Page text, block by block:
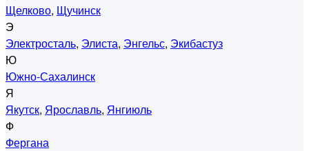
Щелково, Щучинск
Э
Электросталь, Элиста, Энгельс, Экибастуз
Ю
Южно-Сахалинск
Я
Якутск, Ярославль, Янгиюль
Ф
Фергана